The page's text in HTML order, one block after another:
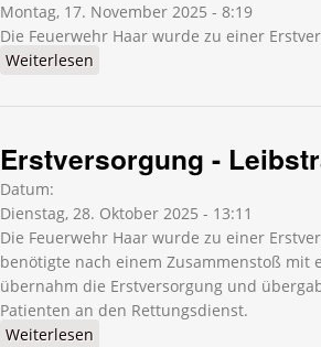
Montag, 17. November 2025 - 8:19
Die Feuerwehr Haar wurde zu einer
Weiterlesen
Erstversorgung -
Datum:
Dienstag, 28. Oktober 2025 - 13:11
Die Feuerwehr Haar wurde zu einer
benötigte nach einem Zusammenstoß mit
übernahm die Erstversorgung und
Patienten an den Rettungsdienst.
Weiterlesen